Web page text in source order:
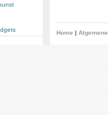
Home |